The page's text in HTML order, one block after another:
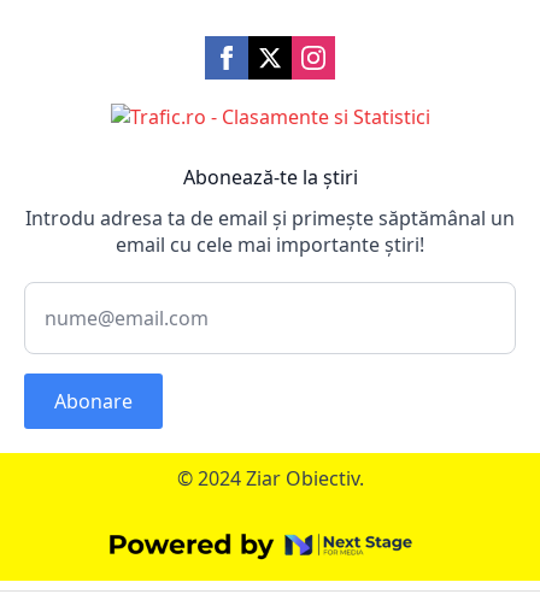
Abonează-te la știri
Introdu adresa ta de email și primește săptămânal un
email cu cele mai importante știri!
Abonare
© 2024 Ziar Obiectiv.